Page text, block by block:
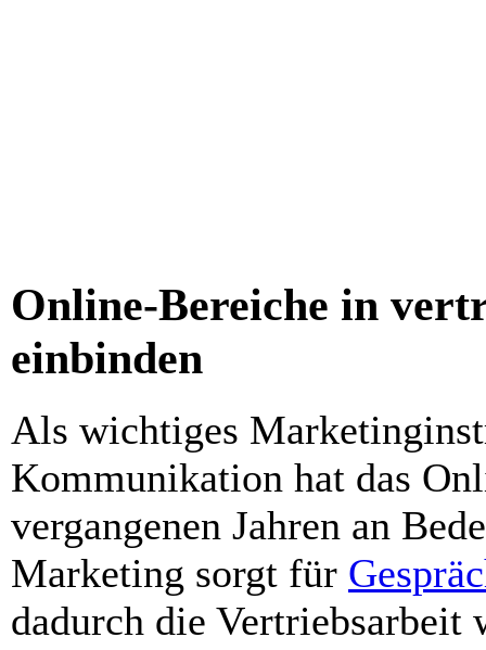
Online-Bereiche in
einbinden
Als wichtiges
Kommunikation hat das
vergangenen Jahren an
Marketing sorgt für
dadurch die Vertriebsarbeit